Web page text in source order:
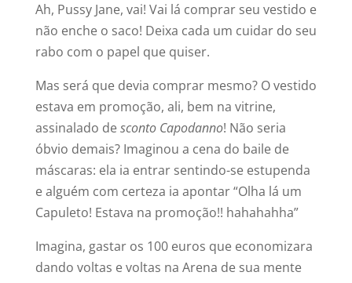
Ah, Pussy Jane, vai! Vai lá comprar seu vestido e
não enche o saco! Deixa cada um cuidar do seu
rabo com o papel que quiser.
Mas será que devia comprar mesmo? O vestido
estava em promoção, ali, bem na vitrine,
assinalado desconto Capodanno! Não seria
óbvio demais? Imaginou a cena do baile de
máscaras: ela ia entrar sentindo-se estupenda
e alguém com certeza ia apontar “Olha lá um
Capuleto! Estava na promoção!! hahahahha”
Imagina, gastar os 100 euros que economizara
dando voltas e voltas na Arena de sua mente